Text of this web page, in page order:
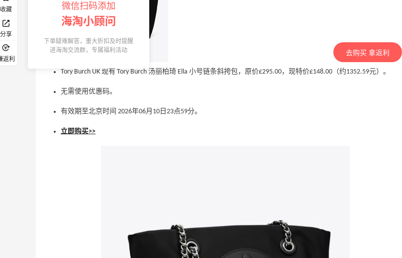
去购买 拿返利
Tory Burch UK 现有 Tory Burch 汤丽柏琦 Ella 小号链条斜挎包，原价£295.00，现特价£148.00（约1352.59元）。
无需使用优惠码。
有效期至北京时间 2026年06月10日23点59分。
立即购买>>
收藏
分享
返利
微信扫码添加
海淘小顾问
下单疑难解答，重大折扣及时提醒
进海淘交流群，专属福利活动